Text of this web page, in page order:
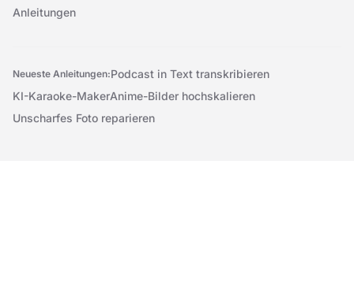
Anleitungen
Neueste Anleitungen:Podcast in Text transkribieren
KI-Karaoke-MakerAnime-Bilder hochskalieren
Unscharfes Foto reparieren